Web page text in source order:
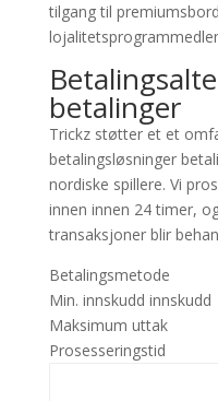
tilgang til
betalinger
Trickz støtter et et
betalingsløsninger
nordiske spillere. Vi
innen innen 24 timer,
transaksjoner blir
Betalingsmetode
Min. innskudd innskudd
Maksimum uttak
Prosesseringstid